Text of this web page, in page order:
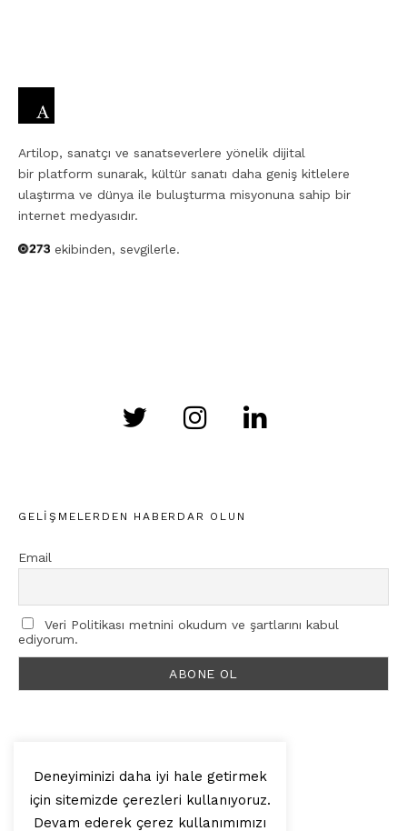
Artilop, sanatçı ve sanatseverlere yönelik dijital
bir platform sunarak, kültür sanatı daha geniş kitlelere
ulaştırma ve dünya ile buluşturma misyonuna sahip bir
internet medyasıdır.
ekibinden, sevgilerle.
GELIŞMELERDEN HABERDAR OLUN
Email
Veri Politikası metnini okudum ve şartlarını kabul
ediyorum.
© 2025, Artilop
Deneyiminizi daha iyi hale getirmek
için sitemizde çerezleri kullanıyoruz.
Devam ederek çerez kullanımımızı